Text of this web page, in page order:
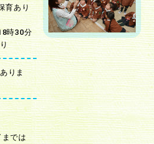
育あり
時30分
りま
までは